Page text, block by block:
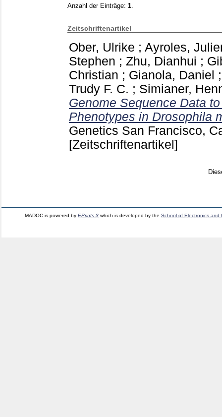
Anzahl der Einträge: 1
Zeitschriftenartikel
Ober, Ulrike ; Ayroles,
Stephen ; Zhu, Dianhui ;
Christian ; Gianola, Daniel
Trudy F. C. ; Simianer,
Genome Sequence Data
Phenotypes in Drosophila
Genetics San Francisco,
[Zeitschriftenartikel]
MADOC is powered byEPrints 3 which is developed by theSchool of Electronics and